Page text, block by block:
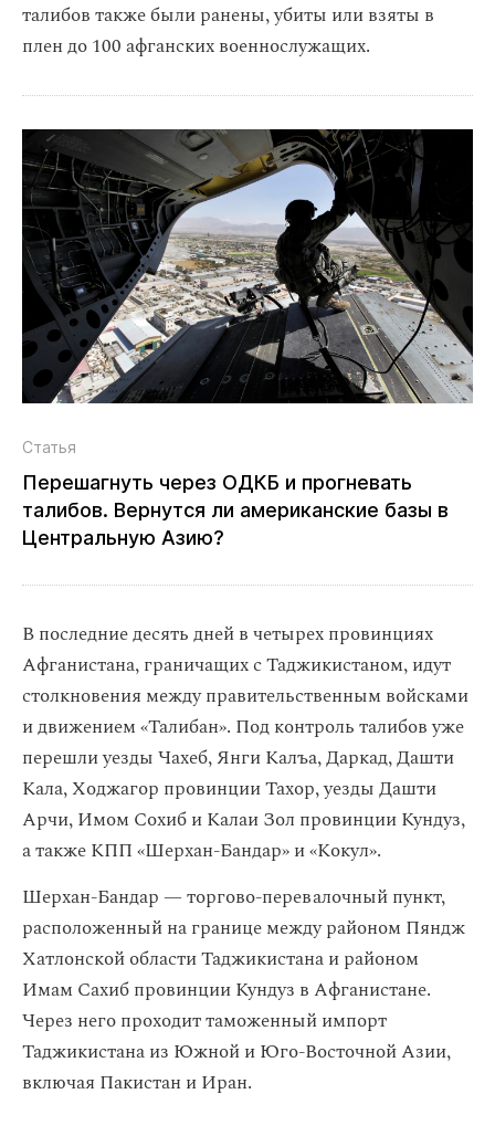
талибов также были ранены, убиты или взяты в
плен до 100 афганских военнослужащих.
Статья
Перешагнуть через ОДКБ и прогневать
талибов. Вернутся ли американские базы в
Центральную Азию?
В последние десять дней в четырех провинциях
Афганистана, граничащих с Таджикистаном, идут
столкновения между правительственным войсками
и движением «Талибан». Под контроль талибов уже
перешли уезды Чахеб, Янги Калъа, Даркад, Дашти
Кала, Ходжагор провинции Тахор, уезды Дашти
Арчи, Имом Сохиб и Калаи Зол провинции Кундуз,
а также КПП «Шерхан-Бандар» и «Кокул».
Шерхан-Бандар — торгово-перевалочный пункт,
расположенный на границе между районом Пяндж
Хатлонской области Таджикистана и районом
Имам Сахиб провинции Кундуз в Афганистане.
Через него проходит таможенный импорт
Таджикистана из Южной и Юго-Восточной Азии,
включая Пакистан и Иран.